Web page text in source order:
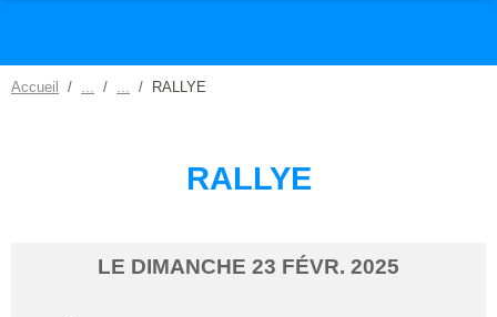
Accueil RALLYE
RALLYE
LE DIMANCHE 23 FÉVR. 2025